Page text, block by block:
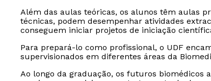
Além das aulas teóricas, os alunos têm aulas
técnicas, podem desempenhar atividades
conseguem iniciar projetos de iniciação
Para prepará-lo como profissional, o UDF
supervisionados em diferentes áreas da
Ao longo da graduação, os futuros biomédicos